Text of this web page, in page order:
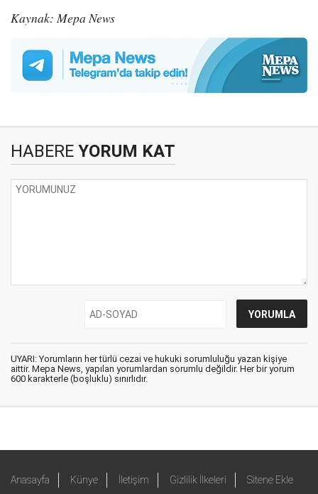
Kaynak: Mepa News
HABERE YORUM KAT
UYARI: Yorumların her türlü cezai ve hukuki sorumluluğu yazan kişiye
aittir. Mepa News, yapılan yorumlardan sorumlu değildir. Her bir yorum
600 karakterle (boşluklu) sınırlıdır.
Anasayfa Künye İletişim Gizlilik İlkeleri Sitene Ekle